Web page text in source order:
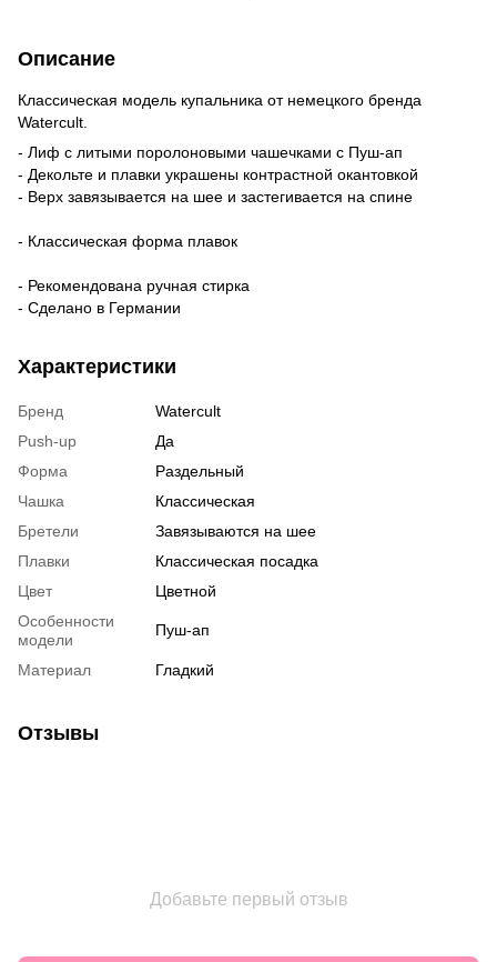
Описание
Классическая модель купальника от немецкого бренда
Watercult.
- Лиф с литыми поролоновыми чашечками с Пуш-ап
- Декольте и плавки украшены контрастной окантовкой
- Верх завязывается на шее и застегивается на спине
- Классическая форма плавок
- Рекомендована ручная стирка
- Сделано в Германии
Характеристики
Бренд
Watercult
Push-up
Да
Форма
Раздельный
Чашка
Классическая
Бретели
Завязываются на шее
Плавки
Классическая посадка
Цвет
Цветной
Особенности
модели
Пуш-ап
Материал Гладкий
Отзывы
Добавьте первый отзыв